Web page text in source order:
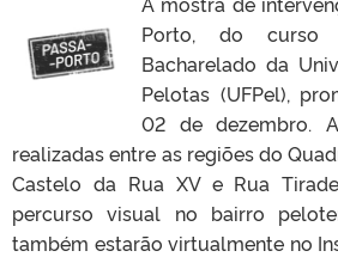
Porto, do curso
Bacharelado da
Pelotas (UFPel),
02 de dezembro.
realizadas entre as regiões do
Castelo da Rua XV e Rua
percurso visual no bairro
também estarão virtualmente no